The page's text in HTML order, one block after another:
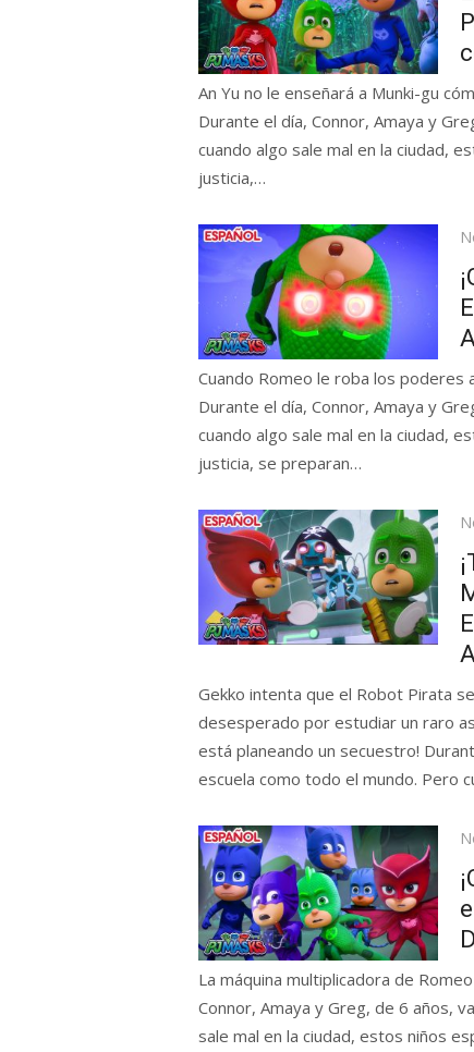
An Yu no le enseñará a Munki-gu
Durante el día, Connor, Amaya y
cuando algo sale mal en la ciudad,
justicia,…
Cuando Romeo le roba los poderes
Durante el día, Connor, Amaya y
cuando algo sale mal en la ciudad,
justicia, se preparan…
Gekko intenta que el Robot Pirata
desesperado por estudiar un raro
está planeando un secuestro!
escuela como todo el mundo. Pero
La máquina multiplicadora de
Connor, Amaya y Greg, de 6 años,
sale mal en la ciudad, estos niños